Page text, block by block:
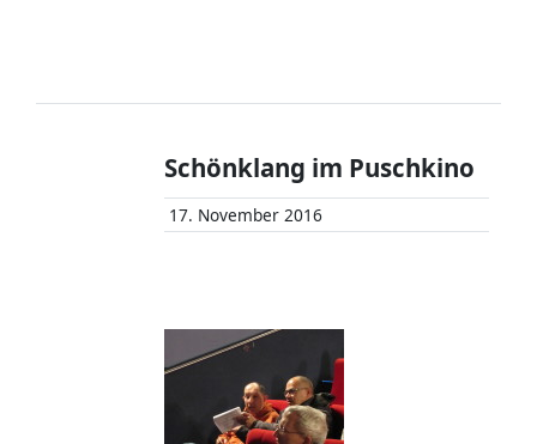
Schönklang im Puschkino
17. November 2016